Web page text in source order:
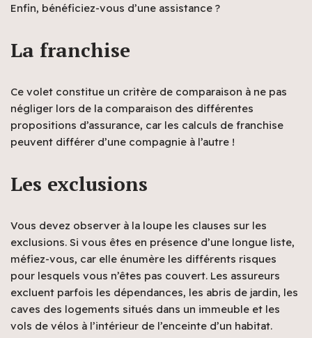
Enfin, bénéficiez-vous d’une assistance ?
La franchise
Ce volet constitue un critère de comparaison à ne pas
négliger lors de la comparaison des différentes
propositions d’assurance, car les calculs de franchise
peuvent différer d’une compagnie à l’autre !
Les exclusions
Vous devez observer à la loupe les clauses sur les
exclusions. Si vous êtes en présence d’une longue liste,
méfiez-vous, car elle énumère les différents risques
pour lesquels vous n’êtes pas couvert. Les assureurs
excluent parfois les dépendances, les abris de jardin, les
caves des logements situés dans un immeuble et les
vols de vélos à l’intérieur de l’enceinte d’un habitat.